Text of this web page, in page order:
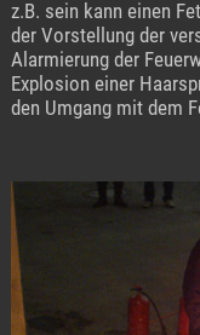
z.B. sein kann einen
der Vorstellung der
Alarmierung der
Explosion einer
den Umgang mit dem